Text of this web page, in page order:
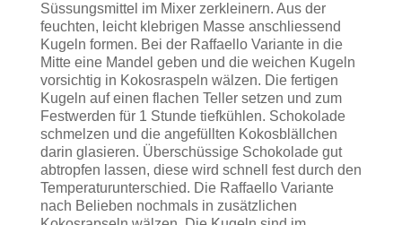
Süssungsmittel im Mixer zerkleinern. Aus der
feuchten, leicht klebrigen Masse anschliessend
Kugeln formen. Bei der Raffaello Variante in die
Mitte eine Mandel geben und die weichen Kugeln
vorsichtig in Kokosraspeln wälzen. Die fertigen
Kugeln auf einen flachen Teller setzen und zum
Festwerden für 1 Stunde tiefkühlen. Schokolade
schmelzen und die angefüllten Kokosblällchen
darin glasieren. Überschüssige Schokolade gut
abtropfen lassen, diese wird schnell fest durch den
Temperaturunterschied. Die Raffaello Variante
nach Belieben nochmals in zusätzlichen